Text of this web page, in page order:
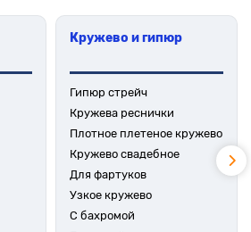
Кружево и гипюр
Гипюр стрейч
Кружева реснички
Плотное плетеное кружево
Кружево свадебное
Для фартуков
Узкое кружево
С бахромой